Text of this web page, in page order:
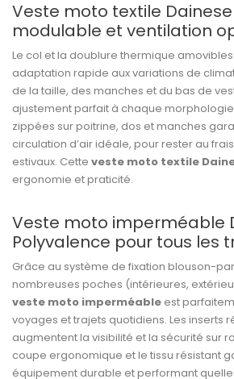
Veste moto textile
modulable et ventilation
Le col et la doublure thermique
adaptation rapide aux variations de
de la taille, des manches et du bas de
ajustement parfait à chaque
zippées sur poitrine, dos et manches
circulation d’air idéale, pour rester au
estivaux. Cette veste moto textile
ergonomie et praticité.
Veste moto imperméable
Polyvalence pour tous les
Grâce au système de fixation blouson-
nombreuses poches (intérieures,
veste moto imperméable est
voyages et trajets quotidiens. Les inserts
augmentent la visibilité et la sécurité sur
coupe ergonomique et le tissu résistant
équipement durable et performant